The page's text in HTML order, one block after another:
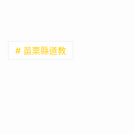
# 苗栗縣道教